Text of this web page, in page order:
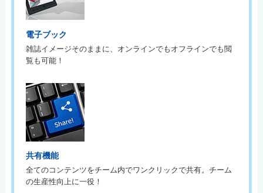
電子ブック
雑誌イメージそのままに、オンラインでもオフラインでも閲
覧も可能！
共有機能
全てのコンテンツをチーム内でワンクリックで共有。チーム
の生産性向上に一役！